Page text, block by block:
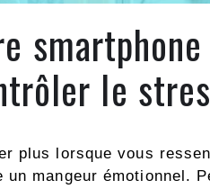
le
plus lorsque vous
mangeur émotionnel.